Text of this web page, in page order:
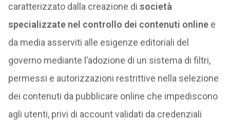
caratterizzato dalla creazione di società
specializzate nel controllo dei contenuti onlinee
da media asserviti alle esigenze editoriali del
governo mediante l’adozione di un sistema di filtri,
permessi e autorizzazioni restrittive nella selezione
dei contenuti da pubblicare online che impediscono
agli utenti, privi di account validati da credenziali